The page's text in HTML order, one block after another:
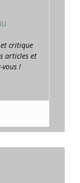
critique
articles et
vous !